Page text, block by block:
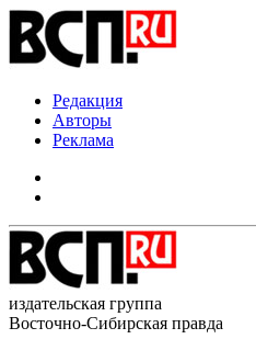
Редакция
Авторы
Реклама
издательская группа
Восточно-Сибирская правда